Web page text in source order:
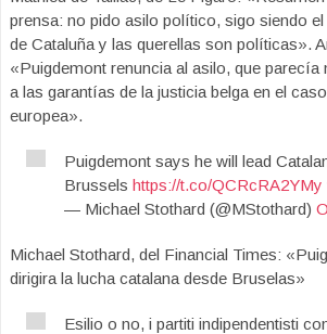
prensa: no pido asilo político, sigo siendo
de Cataluña y las querellas son políticas».
«Puigdemont renuncia al asilo, que
a las garantías de la justicia belga en el
europea».
Puigdemont says he will lead
Brussels https://t.co/QCRcRA2YMy
— Michael Stothard (@MStothard)
Michael Stothard, del Financial Times:
dirigira la lucha catalana desde Bruselas»
Esilio o no, i partiti indipendentisti